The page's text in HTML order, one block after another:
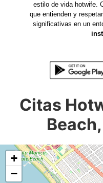
estilo de vida hotwife.
que entienden y
significativas en un
Citas
+
−